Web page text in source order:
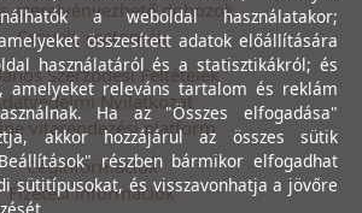
szerelvényezhető dobozok
Csövek, csatornák
Szerződési Feltételek
Nyilatkozat
vitarendezési platform
Céginformációk
Fizetési információk
a weboldal használatakor;
összesített adatok előállítására
használatáról és a statisztikákról; és
amelyeket releváns tartalom és reklám
Ha az "Összes elfogadása"
akkor hozzájárul az összes sütik
részben bármikor elfogadhat
sütitípusokat, és visszavonhatja a jövőre